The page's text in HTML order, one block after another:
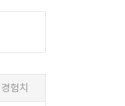
경험치